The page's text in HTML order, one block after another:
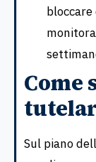
Come
Sul piano